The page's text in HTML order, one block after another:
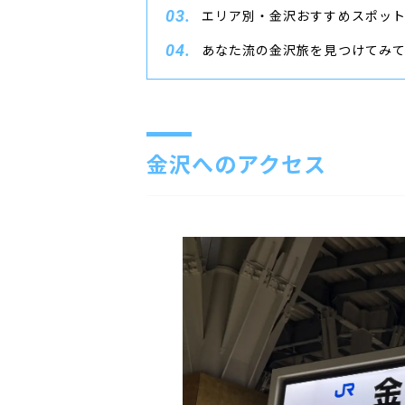
エリア別・金沢おすすめスポット
あなた流の金沢旅を見つけてみ
金沢へのアクセス